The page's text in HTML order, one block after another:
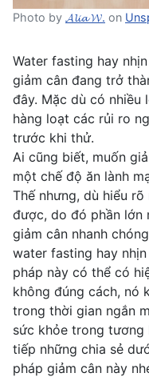
Photo by 𝓐𝓵𝓲𝓪 𝓦. on
Water fasting hay
giảm cân đang trở
đây. Mặc dù có nhiều
hàng loạt các rủi ro
trước khi thử.
Ai cũng biết, muốn
một chế độ ăn lành
Thế nhưng, dù hiểu
được, do đó phần lớn
giảm cân nhanh
water fasting hay
pháp này có thể có
không đúng cách, nó
trong thời gian ngắn
sức khỏe trong tương
tiếp những chia sẻ
pháp giảm cân này